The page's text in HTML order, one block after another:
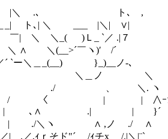
､ ト､ ,
| ＼ ___ |＼| ∨|
_( )Ｌ_ `／ .|７
￣ヽ)′ /´
_(__) }_)__ノ-､
ノ ＼
ノ ./ 、 ＼. ヽ
/ 〈 | | ∧ｰ
| ､∧ .| | }´ い
＼ヽ ∧ ,ノ ./ ∧
,ｨｒそド"´ /ｨチx /.|＼|¨`